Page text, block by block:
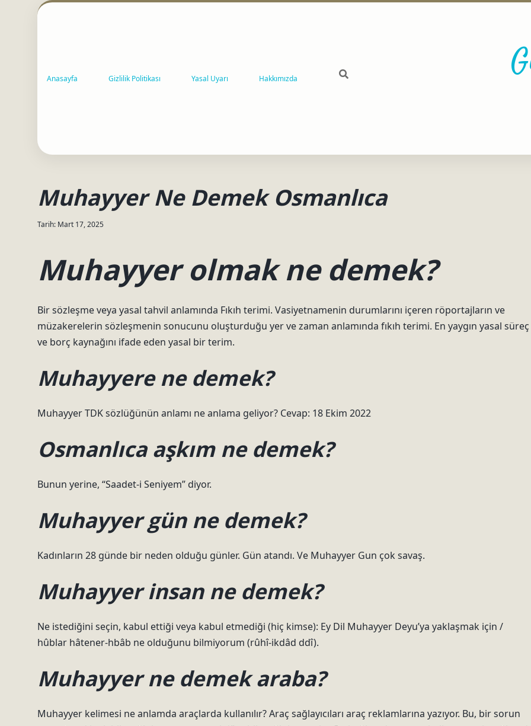
Anasayfa Gizlilik Politikası Yasal Uyarı Hakkımızda
Muhayyer Ne Demek Osmanlıca
Tarih: Mart 17, 2025
Muhayyer olmak ne demek?
Bir sözleşme veya yasal tahvil anlamında Fıkıh terimi. Vasiyetnamenin durumlarını içeren röportajların ve
müzakerelerin sözleşmenin sonucunu oluşturduğu yer ve zaman anlamında fıkıh terimi. En yaygın yasal süreç
ve borç kaynağını ifade eden yasal bir terim.
Muhayyere ne demek?
Muhayyer TDK sözlüğünün anlamı ne anlama geliyor? Cevap: 18 Ekim 2022
Osmanlıca aşkım ne demek?
Bunun yerine, “Saadet-i Seniyem” diyor.
Muhayyer gün ne demek?
Kadınların 28 günde bir neden olduğu günler. Gün atandı. Ve Muhayyer Gun çok savaş.
Muhayyer insan ne demek?
Ne istediğini seçin, kabul ettiği veya kabul etmediği (hiç kimse): Ey Dil Muhayyer Deyu’ya yaklaşmak için /
hûblar hâtener-hbâb ne olduğunu bilmiyorum (rûhî-ikdâd ddî).
Muhayyer ne demek araba?
Muhayyer kelimesi ne anlamda araçlarda kullanılır? Araç sağlayıcıları araç reklamlarına yazıyor. Bu, bir sorun